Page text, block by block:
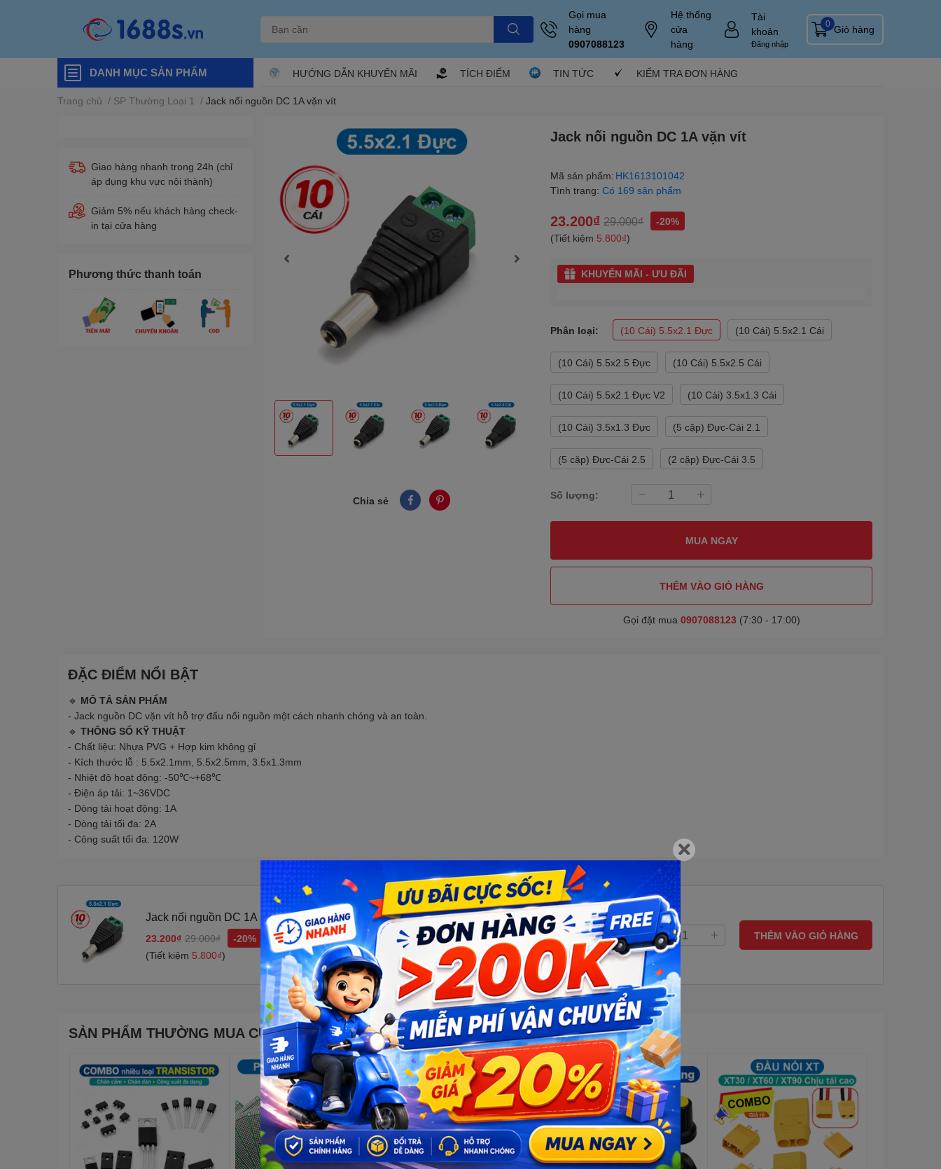
Gọi mua
hàng
0907088123
Hệ thống
cửa
hàng
Tài
khoản
Đăng nhập
Giỏ hàng
0
DANH MỤC SẢN PHẨM HƯỚNG DẪN KHUYẾN MÃI TÍCH ĐIỂM TIN TỨC KIỂM TRA ĐƠN HÀNG
Trang chủ / SP Thường Loại 1 / Jack nối nguồn DC 1A vặn vít
Giao hàng nhanh trong 24h (chỉ
áp dụng khu vực nội thành)
Giảm 5% nếu khách hàng check-
in tại cửa hàng
Phương thức thanh toán
Chia sẻ
Jack nối nguồn DC 1A vặn vít
Mã sản phẩm: HK1613101042
Tình trạng: Có 169 sản phẩm
23.200₫ 29.000₫
-20%
(Tiết kiệm 5.800₫)
KHUYẾN MÃI - ƯU ĐÃI
Phân loại: (10 Cái) 5.5x2.1 Đực (10 Cái) 5.5x2.1 Cái
(10 Cái) 5.5x2.5 Đực (10 Cái) 5.5x2.5 Cái
(10 Cái) 5.5x2.1 Đực V2 (10 Cái) 3.5x1.3 Cái
(10 Cái) 3.5x1.3 Đực (5 cặp) Đực-Cái 2.1
(5 cặp) Đực-Cái 2.5 (2 cặp) Đực-Cái 3.5
Số lượng:
MUA NGAY
THÊM VÀO GIỎ HÀNG
Gọi đặt mua 0907088123 (7:30 - 17:00)
ĐẶC ĐIỂM NỔI BẬT
🔹 MÔ TẢ SẢN PHẨM
- Jack nguồn DC vặn vít hỗ trợ đấu nối nguồn một cách nhanh chóng và an toàn.
🔹 THÔNG SỐ KỸ THUẬT
- Chất liệu: Nhựa PVG + Hợp kim không gỉ
- Kích thước lỗ : 5.5x2.1mm, 5.5x2.5mm, 3.5x1.3mm
- Nhiệt độ hoạt động: -50℃~+68℃
- Điện áp tải: 1~36VDC
- Dòng tải hoạt động: 1A
- Dòng tải tối đa: 2A
- Công suất tối đa: 120W
Jack nối nguồn DC 1A vặn vít
23.200₫ 29.000₫
-20%
(Tiết kiệm 5.800₫)
Số lượng: THÊM VÀO GIỎ HÀNG
SẢN PHẨM THƯỜNG MUA CÙNG